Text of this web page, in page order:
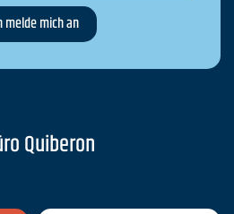
Quiberon